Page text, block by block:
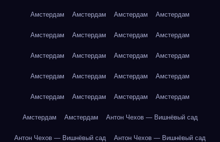
Амстердам Амстердам Амстердам Амстердам
Амстердам Амстердам Амстердам Амстердам
Амстердам Амстердам Амстердам Амстердам
Амстердам Амстердам Амстердам Амстердам
Амстердам Амстердам Амстердам Амстердам
Амстердам Амстердам Антон Чехов — Вишнёвый сад
Антон Чехов — Вишнёвый сад Антон Чехов — Вишнёвый сад